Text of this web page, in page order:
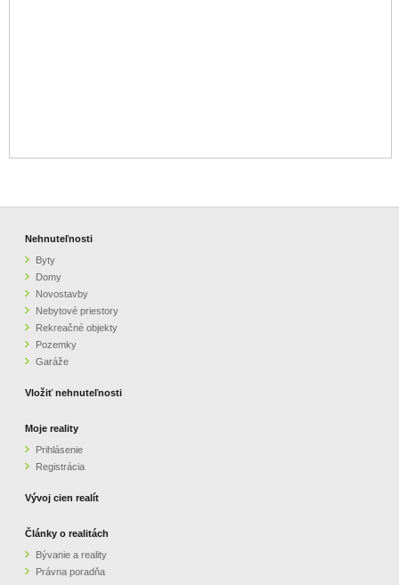
Nehnuteľnosti
Byty
Domy
Novostavby
Nebytové priestory
Rekreačné objekty
Pozemky
Garáže
Vložiť nehnuteľnosti
Moje reality
Prihlásenie
Registrácia
Vývoj cien realít
Články o realitách
Bývanie a reality
Právna poradňa